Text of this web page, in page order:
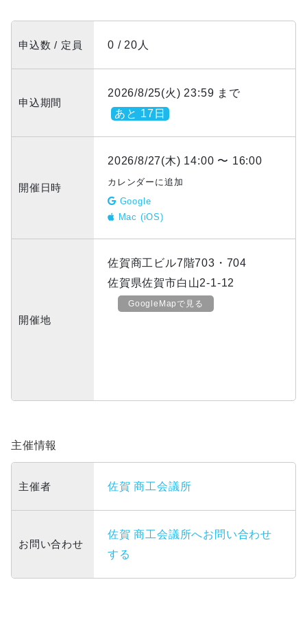
申込数 / 定員 0 / 20人
申込期間
2026/8/25(火) 23:59 まで
あと 17日
開催日時
2026/8/27(木) 14:00 〜 16:00
カレンダーに追加
Google
Mac (iOS)
開催地
佐賀商工ビル7階703・704
佐賀県佐賀市白山2-1-12
GoogleMapで見る
主催情報
主催者 佐賀 商工会議所
お問い合わせ
佐賀 商工会議所へお問い合わせ
する